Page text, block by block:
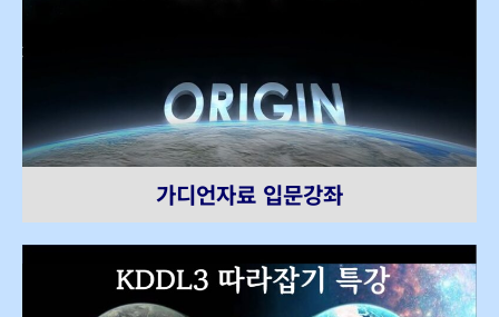
가디언자료 입문강좌